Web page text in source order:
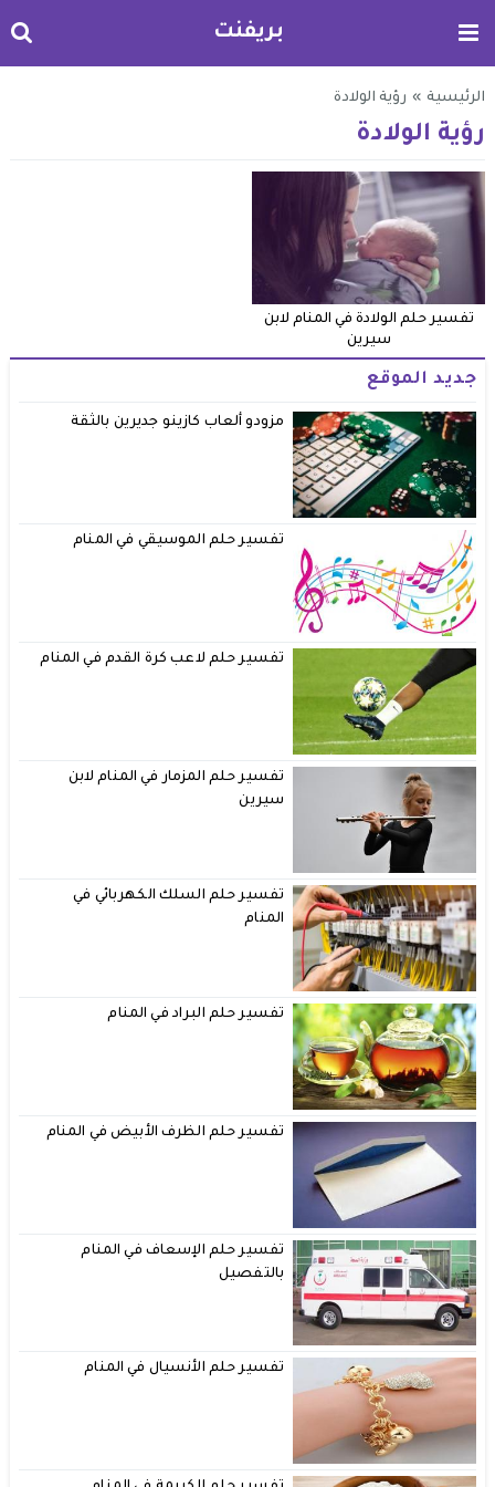
بريفنت
الرئيسية » رؤية الولادة
رؤية الولادة
تفسير حلم الولادة في المنام لابن
سيرين
جديد الموقع
مزودو ألعاب كازينو جديرين بالثقة
تفسير حلم الموسيقي في المنام
تفسير حلم لاعب كرة القدم في المنام
تفسير حلم المزمار في المنام لابن
سيرين
تفسير حلم السلك الكهربائي في
المنام
تفسير حلم البراد في المنام
تفسير حلم الظرف الأبيض في المنام
تفسير حلم الإسعاف في المنام
بالتفصيل
تفسير حلم الأنسيال في المنام